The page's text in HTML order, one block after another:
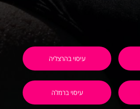
עיסוי בהרצליה
עיסוי ברמלה